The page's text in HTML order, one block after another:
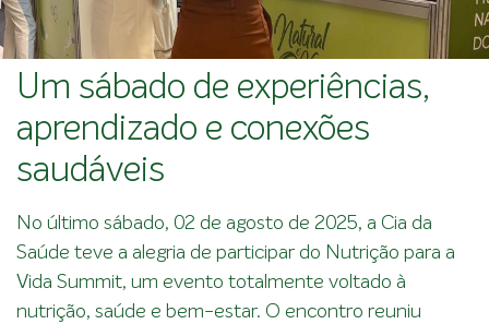
Um sábado de experiências,
aprendizado e conexões
saudáveis
No último sábado, 02 de agosto de 2025, a Cia da
Saúde teve a alegria de participar do Nutrição para a
Vida Summit, um evento totalmente voltado à
nutrição, saúde e bem-estar. O encontro reuniu